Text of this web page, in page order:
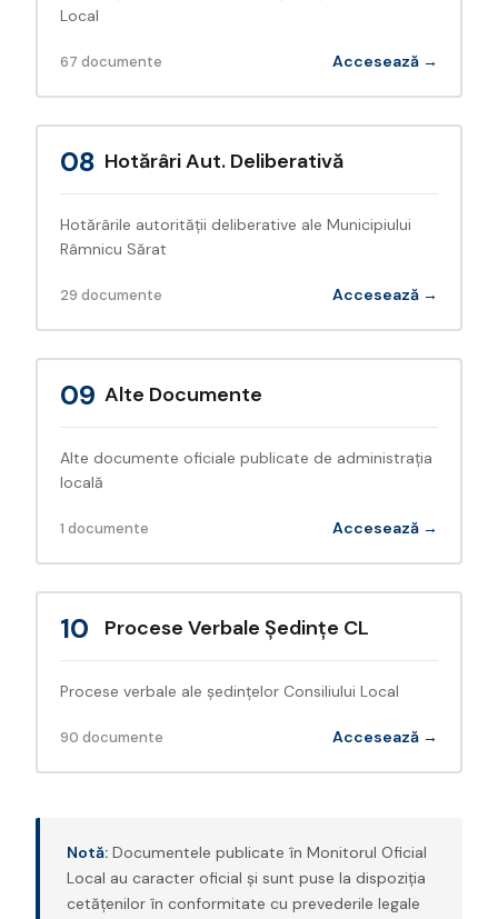
Local
67 documente Accesează →
08 Hotărâri Aut. Deliberativă
Hotărârile autorității deliberative ale Municipiului
Râmnicu Sărat
29 documente Accesează →
09 Alte Documente
Alte documente oficiale publicate de administrația
locală
1 documente Accesează →
10 Procese Verbale Ședințe CL
Procese verbale ale ședințelor Consiliului Local
90 documente Accesează →
Notă: Documentele publicate în Monitorul Oficial
Local au caracter oficial și sunt puse la dispoziția
cetățenilor în conformitate cu prevederile legale